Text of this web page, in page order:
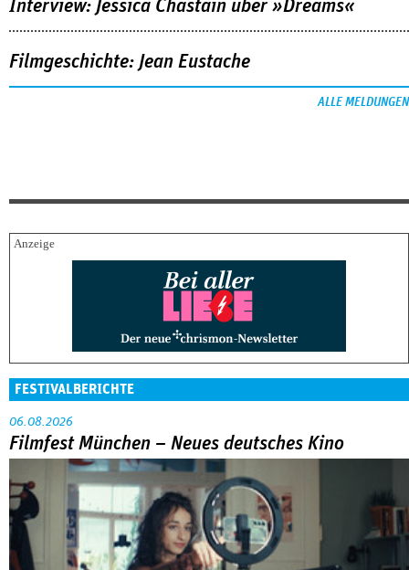
Interview: Jessica Chastain über »Dreams«
Filmgeschichte: Jean Eustache
ALLE MELDUNGEN
FESTIVALBERICHTE
06.08.2026
Filmfest München – Neues deutsches Kino